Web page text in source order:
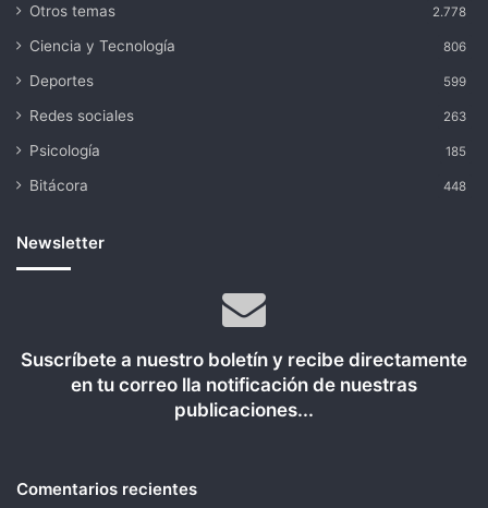
Otros temas 2.778
Ciencia y Tecnología 806
Deportes 599
Redes sociales 263
Psicología 185
Bitácora 448
Newsletter
Suscríbete a nuestro boletín y recibe directamente
en tu correo lla notificación de nuestras
publicaciones...
Comentarios recientes